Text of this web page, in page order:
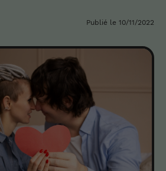
Publié le 10/11/2022